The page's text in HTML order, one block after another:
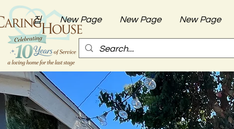
집 New Page New Page New Page